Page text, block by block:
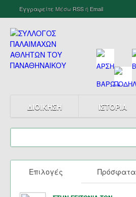
Εγγραφείτε Μέσω RSSή Email
ΔΙΟΙΚΗΣΗ ΙΣΤΟΡΙΑ
Επιλογές Πρόσφατα